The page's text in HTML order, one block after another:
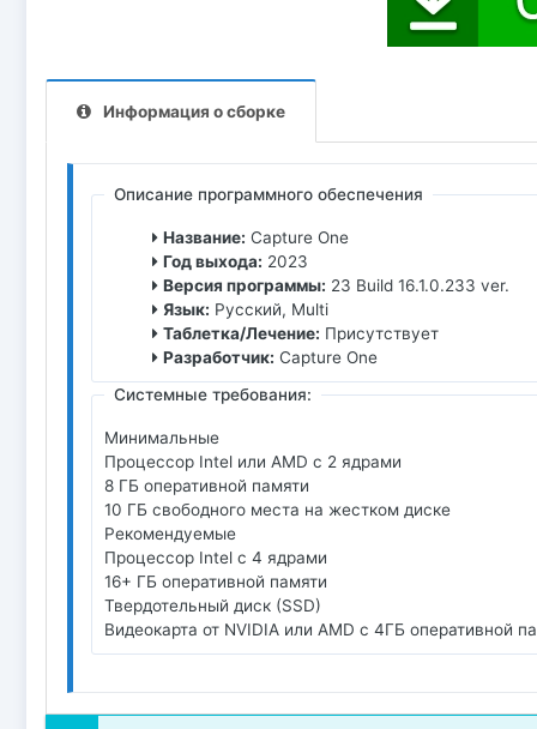
Информация о сборке
Описание программного обеспечения
Название: Capture One
Год выхода: 2023
Версия программы: 23 Build 16.1.0.233 ver.
Язык: Русский, Multi
Таблетка/Лечение: Присутствует
Разработчик: Capture One
Системные требования:
Минимальные
Процессор Intel или AMD с 2 ядрами
8 ГБ оперативной памяти
10 ГБ свободного места на жестком диске
Рекомендуемые
Процессор Intel с 4 ядрами
16+ ГБ оперативной памяти
Твердотельный диск (SSD)
Видеокарта от NVIDIA или AMD с 4ГБ оперативной